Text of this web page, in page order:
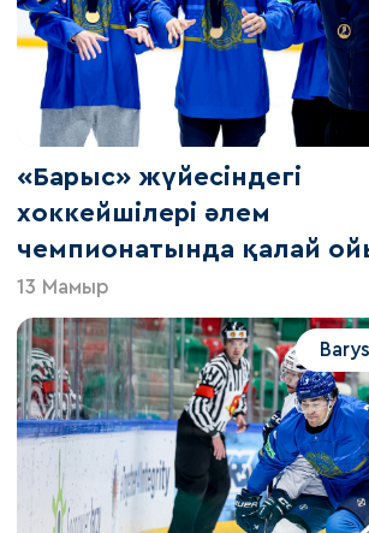
«Барыс» жүйесіндегі
хоккейшілері әлем
чемпионатында қалай
көрсетті
13 Мамыр
Barys